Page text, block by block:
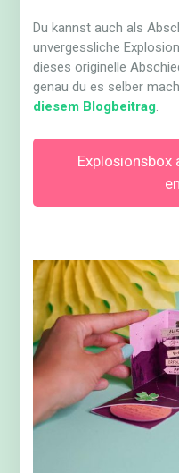
Du kannst auch als
unvergessliche
dieses originelle
genau du es selber
diesem Blogbeitrag
Explosionsbox